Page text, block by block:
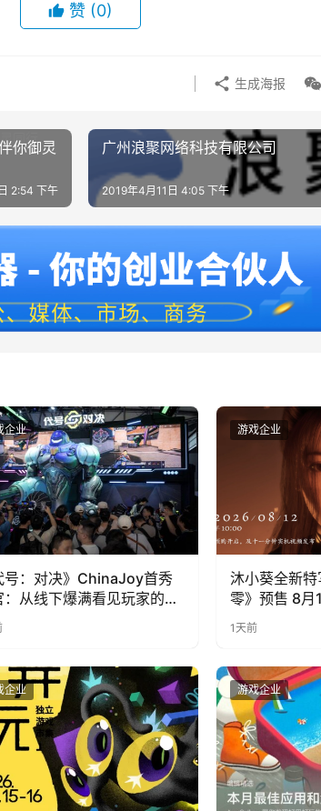
赞 (0)
生成海报
你御灵
2:54 下午
广州浪聚网络科技有限公司
2019年4月11日 4:05 下午
企业
号：对决》ChinaJoy首秀
：从线下爆满看见玩家的真
游戏企业
沐小葵全新
零》预售 8月
1天前
企业 游戏企业